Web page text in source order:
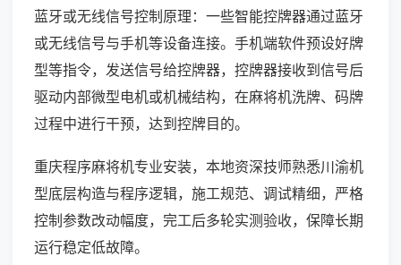
蓝牙或无线信号控制原理：一些智能控牌器通过蓝牙
或无线信号与手机等设备连接。手机端软件预设好牌
型等指令，发送信号给控牌器，控牌器接收到信号后
驱动内部微型电机或机械结构，在麻将机洗牌、码牌
过程中进行干预，达到控牌目的。
重庆程序麻将机专业安装，本地资深技师熟悉川渝机
型底层构造与程序逻辑，施工规范、调试精细，严格
控制参数改动幅度，完工后多轮实测验收，保障长期
运行稳定低故障。